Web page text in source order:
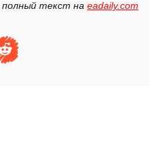
текст на eadaily.com